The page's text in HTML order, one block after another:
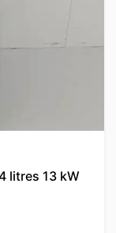
litres 13 kW